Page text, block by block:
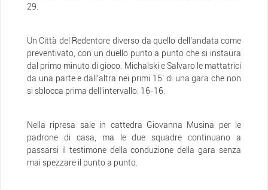
29.
Un Città del Redentore diverso da quello dell’andata come
preventivato, con un duello punto a punto che si instaura
dal primo minuto di gioco. Michalski e Salvaro le mattatrici
da una parte e dall’altra nei primi 15’ di una gara che non
si sblocca prima dell’intervallo. 16-16.
Nella ripresa sale in cattedra Giovanna Musina per le
padrone di casa, ma le due squadre continuano a
passarsi il testimone della conduzione della gara senza
mai spezzare il punto a punto.